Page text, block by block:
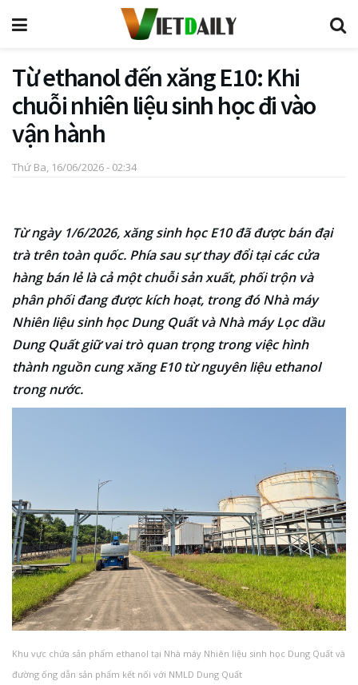
Từ ethanol đến xăng E10: Khi
chuỗi nhiên liệu sinh học đi vào
vận hành
Thứ Ba, 16/06/2026 - 02:34
Từ ngày 1/6/2026, xăng sinh học E10 đã được bán đại
trà trên toàn quốc. Phía sau sự thay đổi tại các cửa
hàng bán lẻ là cả một chuỗi sản xuất, phối trộn và
phân phối đang được kích hoạt, trong đó Nhà máy
Nhiên liệu sinh học Dung Quất và Nhà máy Lọc dầu
Dung Quất giữ vai trò quan trọng trong việc hình
thành nguồn cung xăng E10 từ nguyên liệu ethanol
trong nước.
Khu vực chứa sản phẩm ethanol tại Nhà máy Nhiên liệu sinh học Dung Quất và
đường ống dẫn sản phẩm kết nối với NMLD Dung Quất